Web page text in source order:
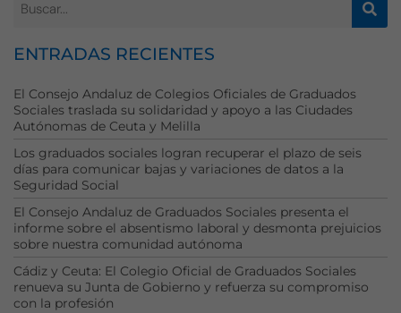
ENTRADAS RECIENTES
El Consejo Andaluz de Colegios Oficiales de Graduados
Sociales traslada su solidaridad y apoyo a las Ciudades
Autónomas de Ceuta y Melilla
Los graduados sociales logran recuperar el plazo de seis
días para comunicar bajas y variaciones de datos a la
Seguridad Social
El Consejo Andaluz de Graduados Sociales presenta el
informe sobre el absentismo laboral y desmonta prejuicios
sobre nuestra comunidad autónoma
Cádiz y Ceuta: El Colegio Oficial de Graduados Sociales
renueva su Junta de Gobierno y refuerza su compromiso
con la profesión